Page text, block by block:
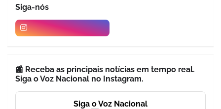
Siga-nós
📰 Receba as principais notícias em tempo real.
Siga o Voz Nacional no Instagram.
Siga o Voz Nacional